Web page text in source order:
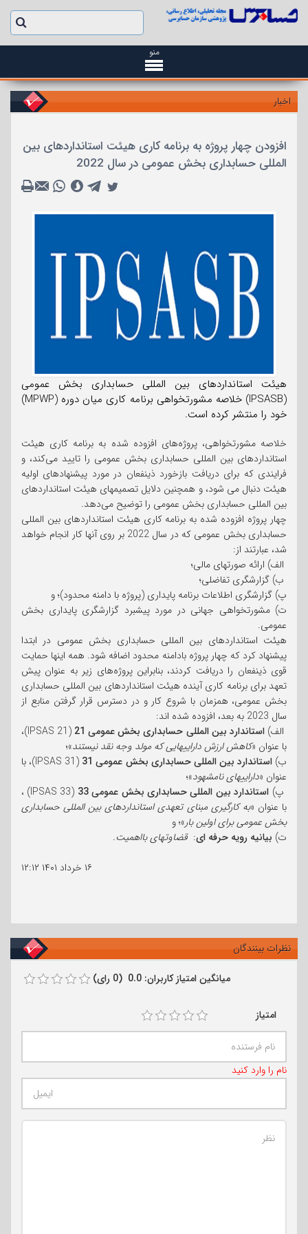
منو
اخبار
افزودن چهار پروژه به برنامه کاری هیئت استانداردهای بین
المللی حسابداری بخش عمومی در سال 2022
هیئت استانداردهای بین المللی حسابداری بخش عمومی
(IPSASB) خلاصه مشورتخواهی برنامه کاری میان دوره (MPWP)
خود را منتشر کرده است.
خلاصه مشورتخواهی، پروژه‌های افزوده شده به برنامه کاری هیئت
استانداردهای بین المللی حسابداری بخش عمومی را تایید می‌کند، و
فرایندی که برای دریافت بازخورد ذینفعان در مورد پیشنهادهای اولیه
هیئت دنبال می شود، و همچنین دلایل تصمیمهای هیئت استانداردهای
بین المللی حسابداری بخش عمومی را توضیح می‌دهد.
چهار پروژه افزوده شده به برنامه کاری هیئت استانداردهای بین المللی
حسابداری بخش عمومی که در سال 2022 بر روی آنها کار انجام خواهد
شد، عبارتند از:
الف) ارائه صورتهای مالی؛
ب) گزارشگری تفاضلی؛
پ) گزارشگری اطلاعات برنامه پایداری (پروژه با دامنه محدود)؛ و
ت) مشورتخواهی جهانی در مورد پیشبرد گزارشگری پایداری بخش
عمومی.
هیئت استانداردهای بین المللی حسابداری بخش عمومی در ابتدا
پیشنهاد کرد که چهار پروژه بادامنه محدود اضافه شود. همه اینها حمایت
قوی ذینفعان را دریافت کردند، بنابراین پروژه‌های زیر به عنوان پیش
تعهد برای برنامه کاری آینده هیئت استانداردهای بین المللی حسابداری
بخش عمومی، همزمان با شروع کار و در دسترس قرار گرفتن منابع از
سال 2023 به بعد، افزوده شده اند:
الف)استاندارد بین المللی حسابداری بخش عمومی 21
(IPSAS 21)،
با عنوان «کاهش ارزش داراییهایی که مولد وجه نقد نیستند»؛
ب)استاندارد بین المللی حسابداری بخش عمومی 31
(IPSAS 31)، با
عنوان «داراییهای نامشهود»؛
پ) استاندارد بین المللی حسابداری بخش عمومی 33
(IPSAS 33) ،
با عنوان «به کارگیری مبنای تعهدی استانداردهای بین المللی حسابداری
بخش عمومی برای اولین بار»؛ و
ت) بیانیه رویه حرفه ای:قضاوتهای بااهمیت.
۱۶ خرداد ۱۴۰۱
۱۲:۱۲
نظرات بینندگان
میانگین امتیاز کاربران: 0.0 (0 رای)
امتیاز
نام را وارد کنید